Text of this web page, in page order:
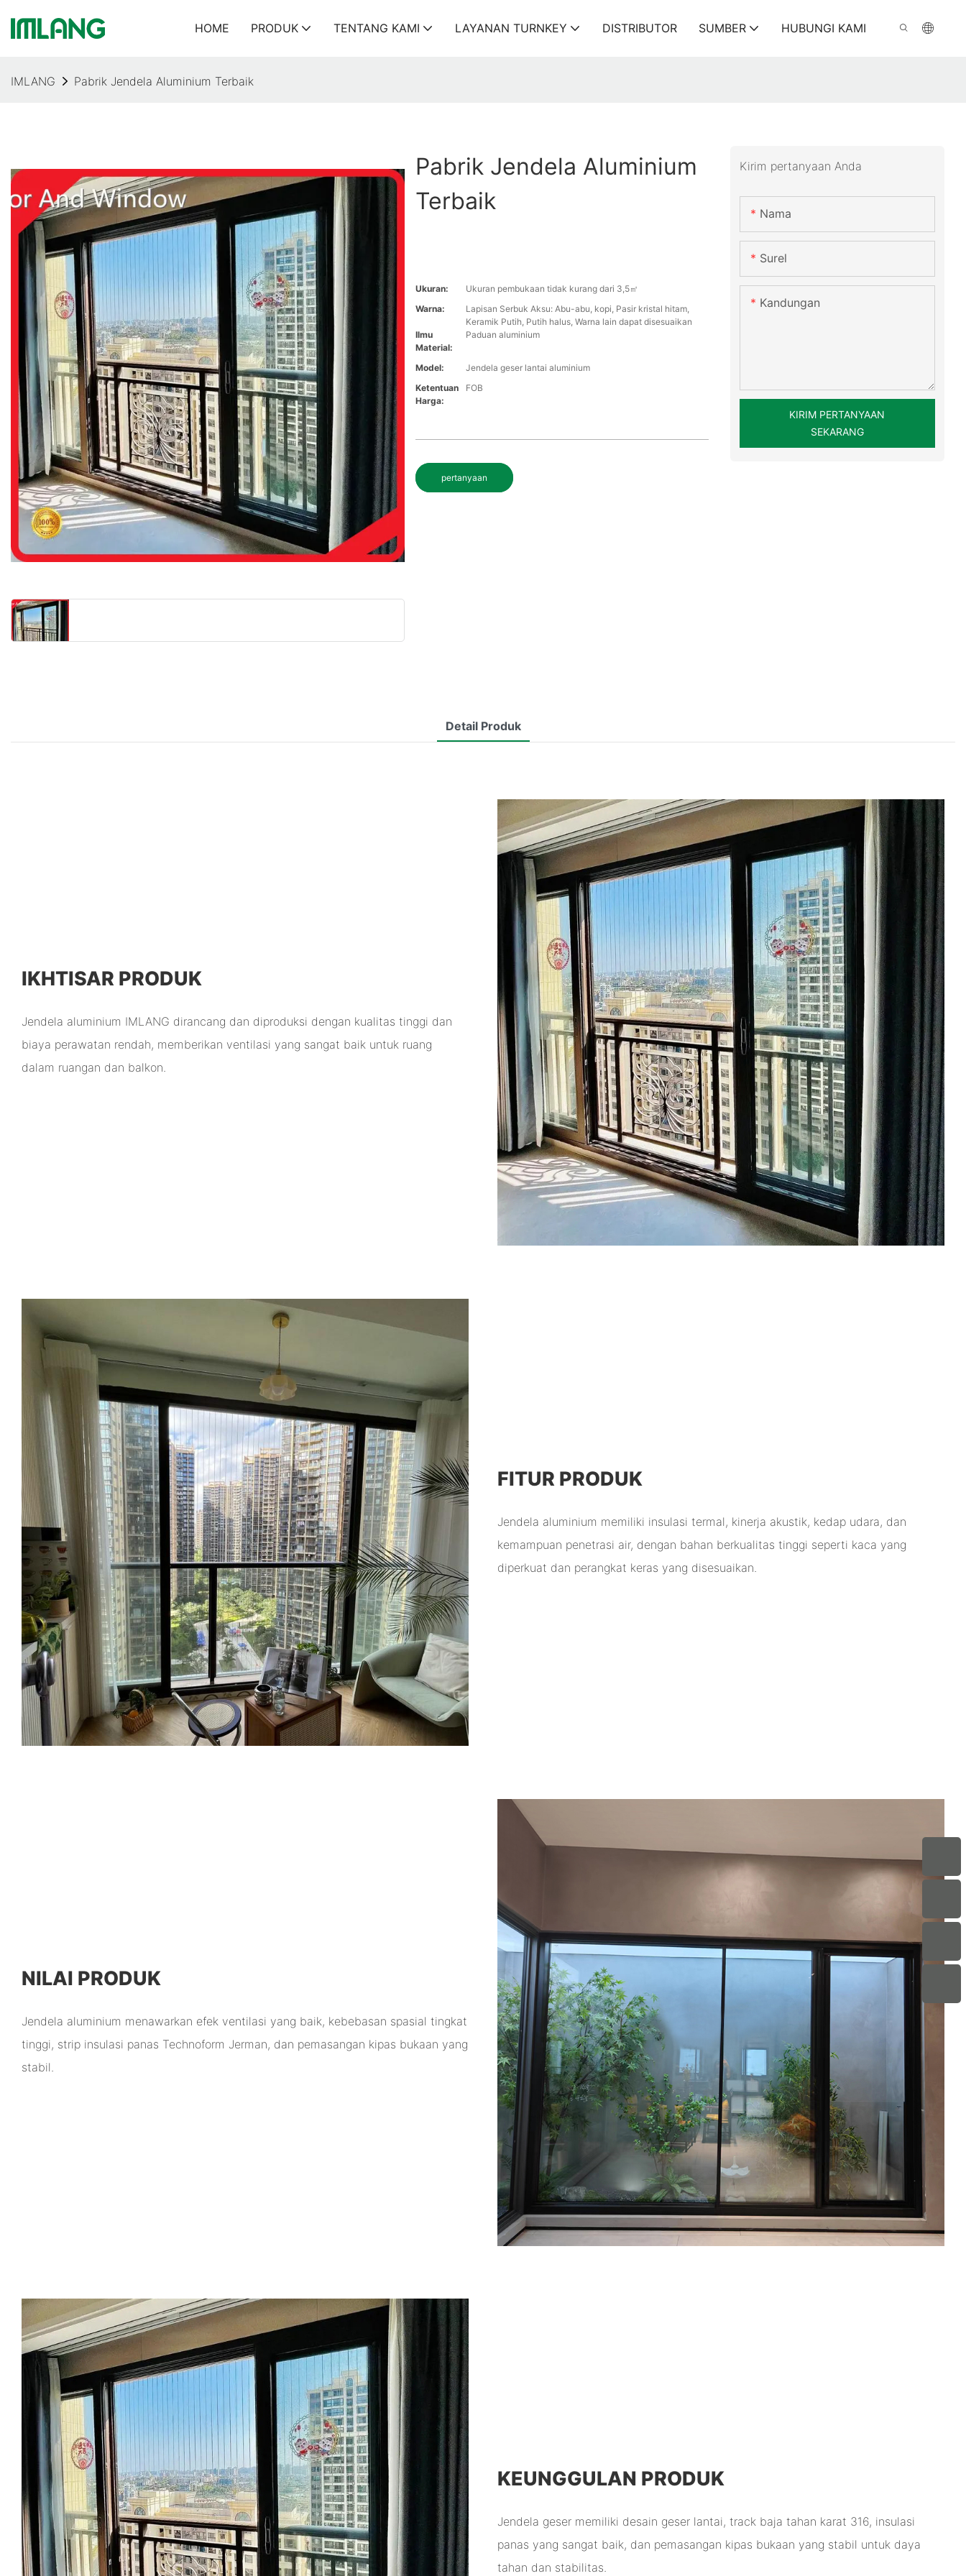
HOME PRODUK TENTANG KAMI LAYANAN TURNKEY DISTRIBUTOR SUMBER HUBUNGI KAMI
IMLANG Pabrik Jendela Aluminium Terbaik
Pabrik Jendela Aluminium
Terbaik
Ukuran:
Ukuran pembukaan tidak kurang dari 3,5㎡
Warna:
Lapisan Serbuk Aksu: Abu-abu, kopi, Pasir kristal hitam,
Keramik Putih, Putih halus, Warna lain dapat disesuaikan
Ilmu
Material:
Paduan aluminium
Model:
Jendela geser lantai aluminium
Ketentuan
Harga:
FOB
pertanyaan
Kirim pertanyaan Anda
Nama
Surel
Kandungan
KIRIM PERTANYAAN
SEKARANG
Detail Produk
IKHTISAR PRODUK
Jendela aluminium IMLANG dirancang dan diproduksi dengan kualitas tinggi dan
biaya perawatan rendah, memberikan ventilasi yang sangat baik untuk ruang
dalam ruangan dan balkon.
FITUR PRODUK
Jendela aluminium memiliki insulasi termal, kinerja akustik, kedap udara, dan
kemampuan penetrasi air, dengan bahan berkualitas tinggi seperti kaca yang
diperkuat dan perangkat keras yang disesuaikan.
NILAI PRODUK
Jendela aluminium menawarkan efek ventilasi yang baik, kebebasan spasial tingkat
tinggi, strip insulasi panas Technoform Jerman, dan pemasangan kipas bukaan yang
stabil.
KEUNGGULAN PRODUK
Jendela geser memiliki desain geser lantai, track baja tahan karat 316, insulasi
panas yang sangat baik, dan pemasangan kipas bukaan yang stabil untuk daya
tahan dan stabilitas.